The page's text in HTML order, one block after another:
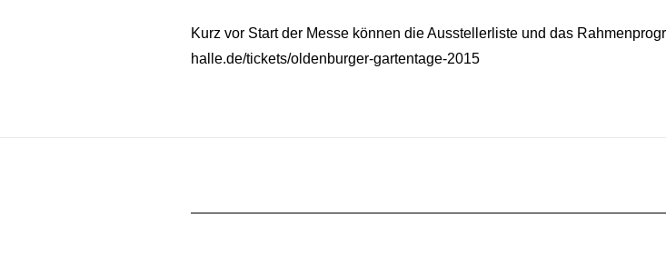
Kurz vor Start der Messe können die Ausstellerliste und das
halle.de/tickets/oldenburger-gartentage-2015